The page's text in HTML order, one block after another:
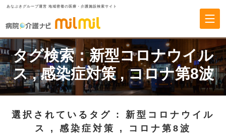
あなぶきグループ運営 地域密着の医療・介護施設検索サイト
タグ検索：新型コロナウイル
ス,感染症対策,コロナ第8波
選択されているタグ : 新型コロナウイル
ス
, 感染症対策 , コロナ第8波